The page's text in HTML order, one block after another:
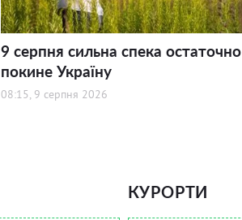
9 серпня сильна спека остаточно
покине Україну
08:15, 9 серпня 2026
КУРОРТИ